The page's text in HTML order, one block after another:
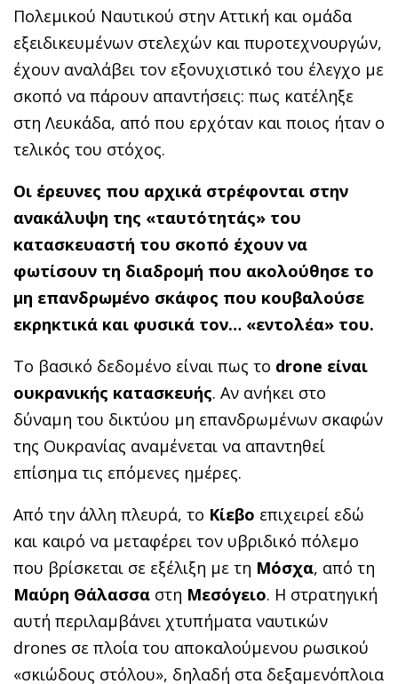
Πολεμικού Ναυτικού στην Αττική και ομάδα
εξειδικευμένων στελεχών και πυροτεχνουργών,
έχουν αναλάβει τον εξονυχιστικό του έλεγχο με
σκοπό να πάρουν απαντήσεις: πως κατέληξε
στη Λευκάδα, από που ερχόταν και ποιος ήταν ο
τελικός του στόχος.
Οι έρευνες που αρχικά στρέφονται στην
ανακάλυψη της «ταυτότητάς» του
κατασκευαστή του σκοπό έχουν να
φωτίσουν τη διαδρομή που ακολούθησε το
μη επανδρωμένο σκάφος που κουβαλούσε
εκρηκτικά και φυσικά τον… «εντολέα» του.
Το βασικό δεδομένο είναι πως το drone είναι
ουκρανικής κατασκευής. Αν ανήκει στο
δύναμη του δικτύου μη επανδρωμένων σκαφών
της Ουκρανίας αναμένεται να απαντηθεί
επίσημα τις επόμενες ημέρες.
Από την άλλη πλευρά, το Κίεβο επιχειρεί εδώ
και καιρό να μεταφέρει τον υβριδικό πόλεμο
που βρίσκεται σε εξέλιξη με τη Μόσχα, από τη
Μαύρη Θάλασσα στη Μεσόγειο. Η στρατηγική
αυτή περιλαμβάνει χτυπήματα ναυτικών
drones σε πλοία του αποκαλούμενου ρωσικού
«σκιώδους στόλου», δηλαδή στα δεξαμενόπλοια